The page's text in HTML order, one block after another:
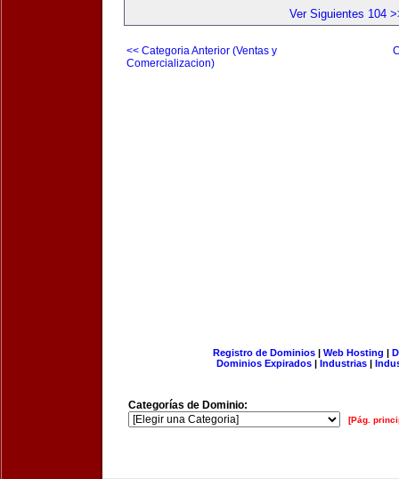
Ver Siguientes 104
<< Categoria Anterior (Ventas y
Comercializacion)
Registro de Dominios| Web Hosting |
Dominios Expirados | Industrias |
Categorías de Dominio:
[Pág.